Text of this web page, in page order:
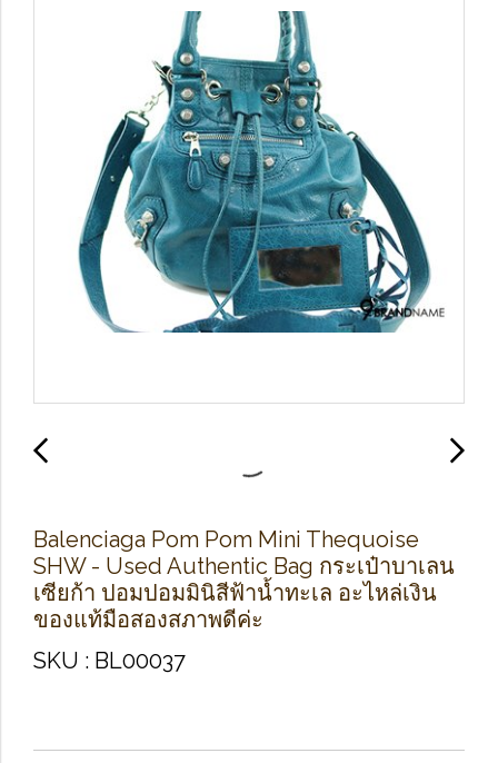
Balenciaga Pom Pom Mini Thequoise
SHW - Used Authentic Bag กระเป๋าบาเลน
เซียก้า ปอมปอมมินิสีฟ้าน้ำทะเล อะไหล่เงิน
ของแท้มือสองสภาพดีค่ะ
SKU : BL00037